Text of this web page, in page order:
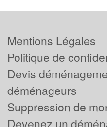
Mentions Légales
Politique de
Devis
déménageurs
Suppression de
Devenez un